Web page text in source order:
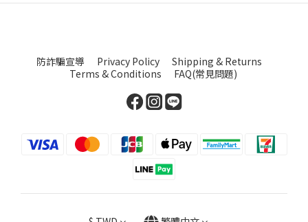
防詐騙宣導 Privacy Policy
Shipping & Returns
Terms & Conditions
FAQ(常見問題)